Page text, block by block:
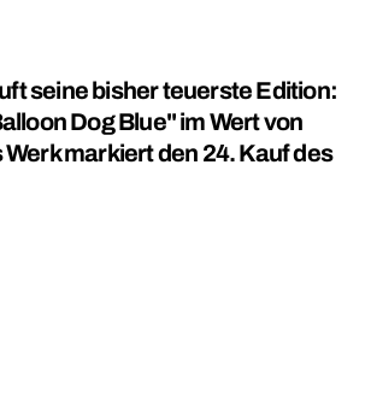
seine bisher teuerste Edition:
Dog Blue" im Wert von
Werk markiert den 24. Kauf des